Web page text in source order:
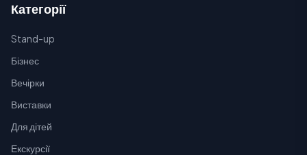
Категорії
Stand-up
Бізнес
Вечірки
Виставки
Для дітей
Екскурсії